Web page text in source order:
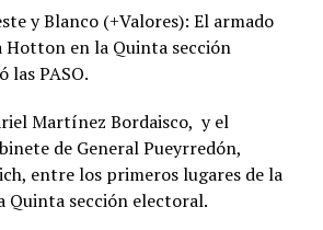
y Blanco (+Valores): El armado
Hotton en la Quinta sección
las PASO.
Martínez Bordaisco, y el
de General Pueyrredón,
entre los primeros lugares de la
Quinta sección electoral.